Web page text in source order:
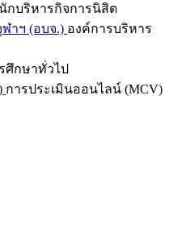
กบริหารกิจการนิสิต
าฯ (อบจ.) องค์การบริหาร
ศึกษาทั่วไป
การประเมินออนไลน์ (MCV)